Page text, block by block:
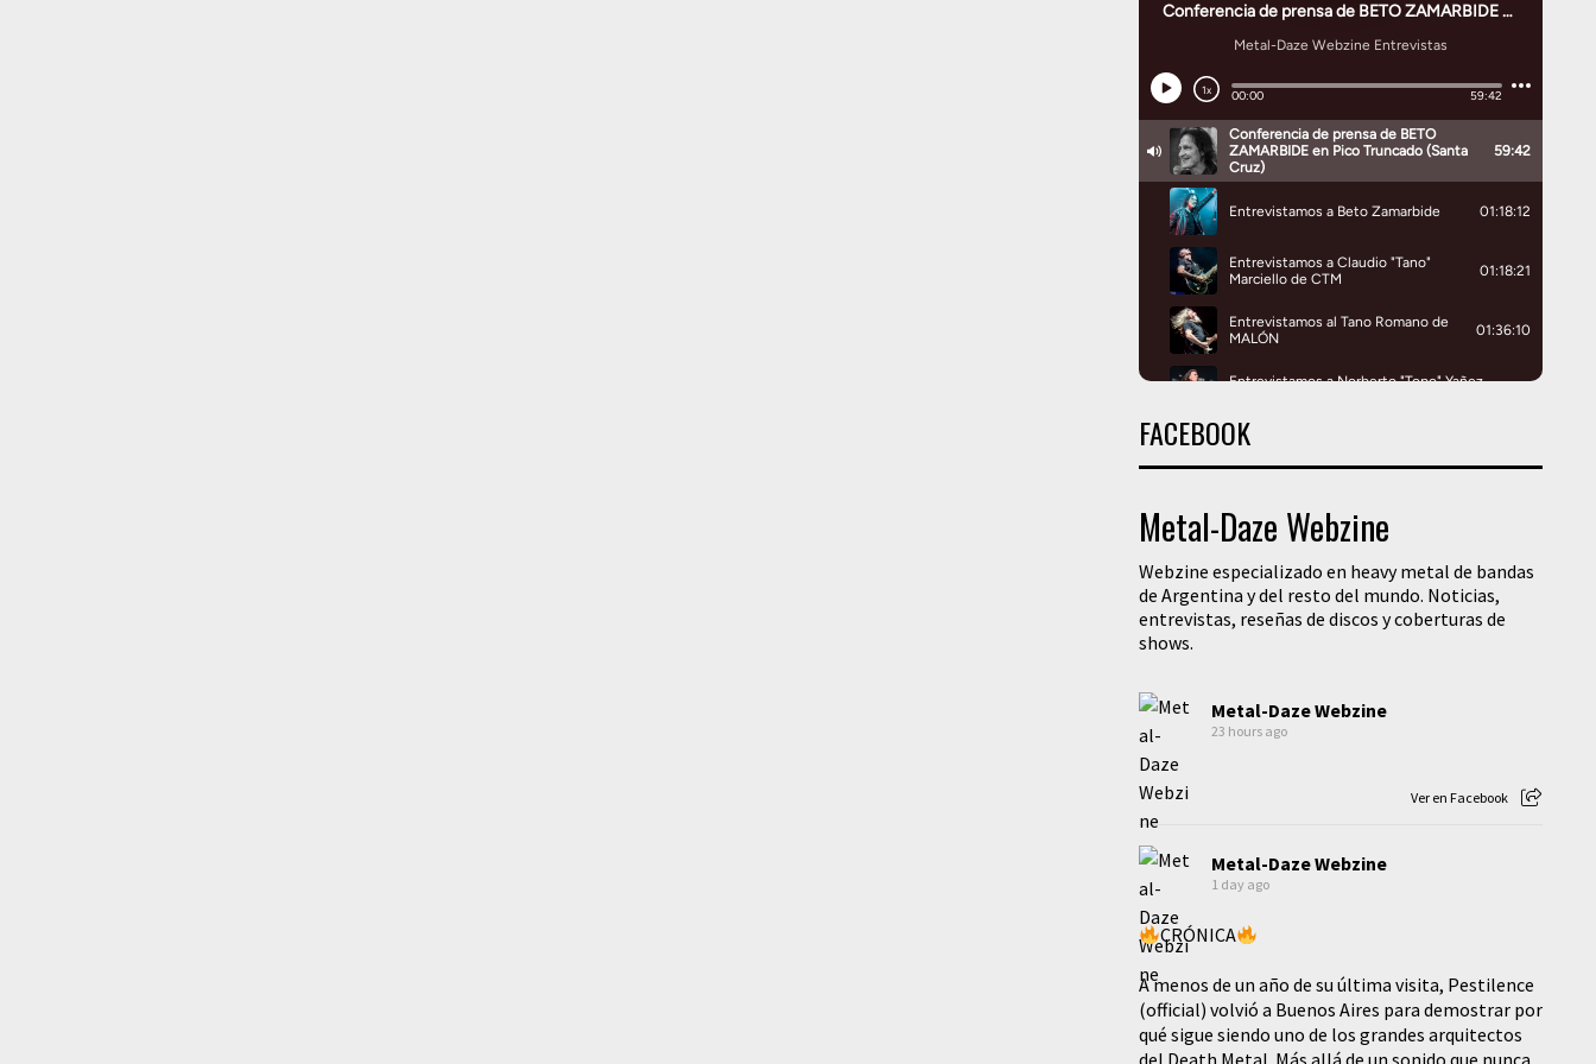
FACEBOOK
Metal-Daze Webzine
Webzine especializado en heavy metal de bandas
de Argentina y del resto del mundo. Noticias,
entrevistas, reseñas de discos y coberturas de
shows.
Metal-Daze Webzine
23 hours ago
Ver en Facebook
Metal-Daze Webzine
1 day ago
CRÓNICA
A menos de un año de su última visita, Pestilence
(official) volvió a Buenos Aires para demostrar por
qué sigue siendo uno de los grandes arquitectos
del Death Metal. Más allá de un sonido que nunca